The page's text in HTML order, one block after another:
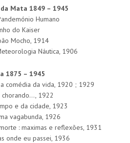
Mata 1849 – 1945
Humano
do Kaiser
Mocho, 1914
Náutica, 1906
1875 – 1945
comédia da vida, 1920 ; 1929
chorando…, 1922
e da cidade, 1923
vagabunda, 1926
: maximas e reflexões, 1931
onde eu passei, 1936